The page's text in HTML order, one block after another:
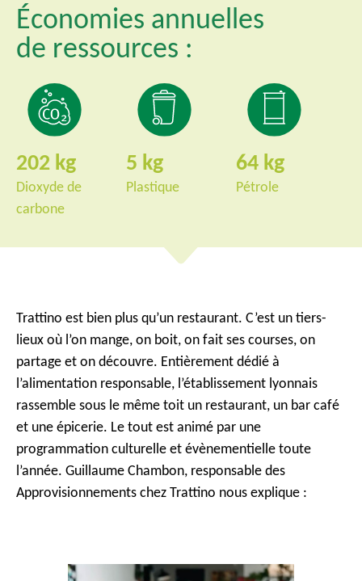
Économies annuelles
de ressources :
202
Dioxyde de
carbone
5
Plastique
64
Pétrole
Trattino est bien plus qu’un restaurant. C’est un tiers-
lieux où l’on mange, on boit, on fait ses courses, on
partage et on découvre. Entièrement dédié à
l’alimentation responsable, l’établissement lyonnais
rassemble sous le même toit un restaurant, un bar café
et une épicerie. Le tout est animé par une
programmation culturelle et évènementielle toute
l’année. Guillaume Chambon, responsable des
Approvisionnements chez Trattino nous explique :